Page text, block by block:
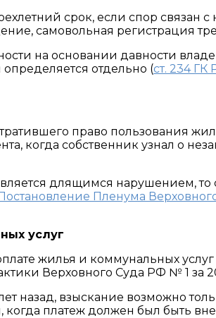
срок, если спор связан
самовольная регистрация
на основании давности
отдельно (ст. 234 ГК
право пользования
когда собственник узнал о
длящимся нарушением, то
Пленума
услуг
жилья и коммунальных
Верховного Суда РФ № 1 за
назад, взыскание возможно
когда платеж должен был быть